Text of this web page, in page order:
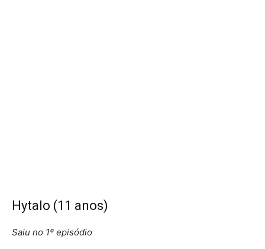
Hytalo (11 anos)
Saiu no 1º episódio